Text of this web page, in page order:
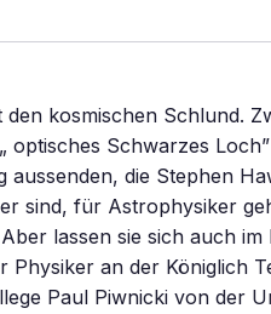
den kosmischen Schlund.
optisches Schwarzes
aussenden, die Stephen
sind, für Astrophysiker
lassen sie sich auch
Physiker an der Königlich
Paul Piwnicki von der